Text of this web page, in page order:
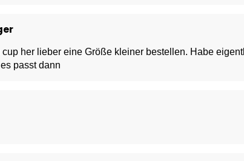
her lieber eine Größe kleiner bestellen. Habe
passt dann